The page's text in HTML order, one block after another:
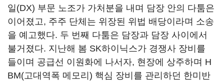
일(DX) 부문 노조가 가처분을 내며 담장 안의 다툼은
이어졌고, 주주 단체는 위장된 위법 배당이라며 소송
을 예고했다. 두 번째 다툼은 담장과 담장 사이에서
불거졌다. 지난해 봄 SK하이닉스가 경쟁사 장비를
들이며 공급선 이원화에 나서자, 현장에 상주하며 H
BM(고대역폭 메모리) 핵심 장비를 관리하던 한미반